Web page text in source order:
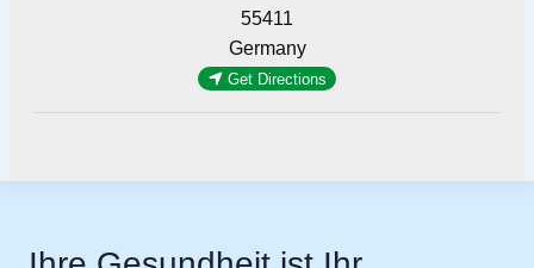
55411
Germany
Get Directions